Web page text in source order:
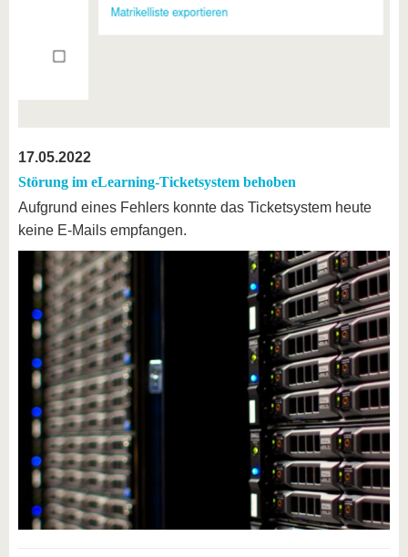
17.05.2022
Störung im eLearning-Ticketsystem behoben
Aufgrund eines Fehlers konnte das Ticketsystem heute
keine E-Mails empfangen.